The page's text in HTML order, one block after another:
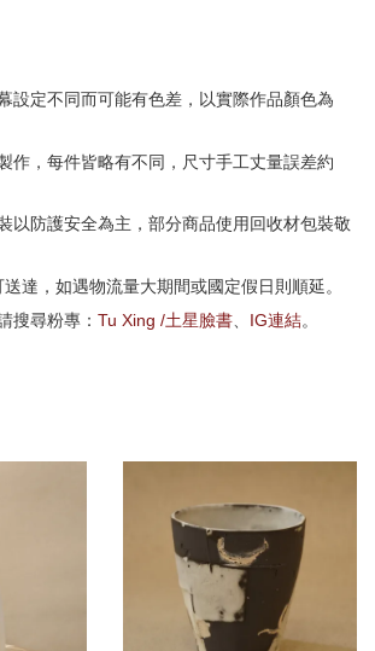
設定不同而可能有色差，以實際作品顏色為
作，每件皆略有不同，尺寸手工丈量誤差約
以防護安全為主，部分商品使用回收材包裝敬
達，如遇物流量大期間或國定假日則順延。
搜尋粉專： Tu Xing /土星臉書、 IG連結。